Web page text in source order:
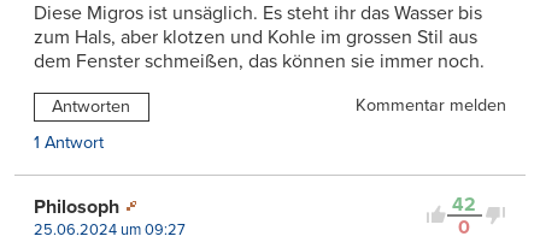
Diese Migros ist unsäglich. Es steht ihr das Wasser bis
zum Hals, aber klotzen und Kohle im grossen Stil aus
dem Fenster schmeißen, das können sie immer noch.
Antworten
Kommentar melden
1 Antwort
42
0
Philosoph
25.06.2024 um 09:27